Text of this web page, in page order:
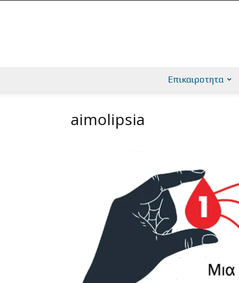
Επικαιροτητα
aimolipsia